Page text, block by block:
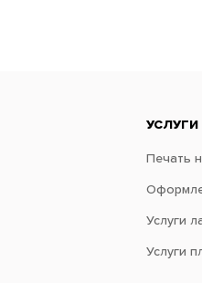
УСЛУГИ
Печать
Услуги
Услуги